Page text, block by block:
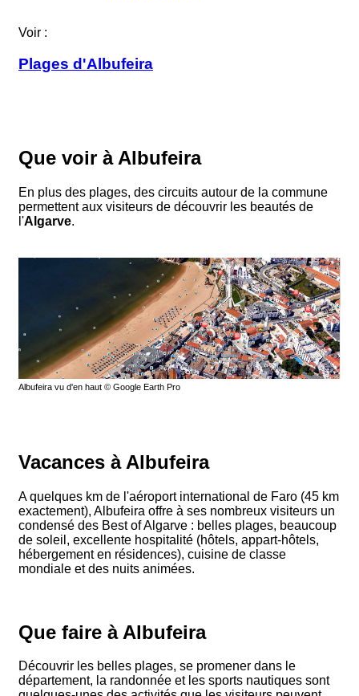
Voir :
Plages d'Albufeira
Que voir à Albufeira
En plus des plages, des circuits autour de la commune
permettent aux visiteurs de découvrir les beautés de
l'Algarve.
Albufeira vu d'en haut © Google Earth Pro
Vacances à Albufeira
A quelques km de l'aéroport international de Faro (45 km
exactement), Albufeira offre à ses nombreux visiteurs un
condensé des Best of Algarve : belles plages, beaucoup
de soleil, excellente hospitalité (hôtels, appart-hôtels,
hébergement en résidences), cuisine de classe
mondiale et des nuits animées.
Que faire à Albufeira
Découvrir les belles plages, se promener dans le
département, la randonnée et les sports nautiques sont